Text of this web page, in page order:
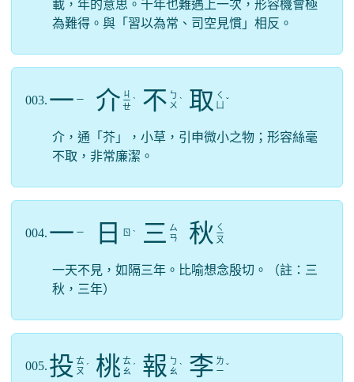
載，年的意思。千年也難遇上一次，形容機會極
為難得。與「習以為常、司空見慣」相反。
003. 一 ㄧ 介 ㄐ
ㄧ
ㄝ
ˋ 不 ㄅ
ㄨ ˋ 取 ㄑ
ˇ
介，通「芥」，小草，引申微小之物；形容絲毫
不取，非常廉潔。
004. 一 ㄧ 日 ㄖ ˋ 三 ㄙ
ㄢ
秋 ㄑ
ㄧ
ㄡ
一天不見，如隔三年。比喻想念殷切。（註：三
秋，三年）
005. 投 ㄊ
ㄡ ˊ 桃 ㄊ
ㄠ ˊ 報 ㄅ
ㄠ ˋ 李 ㄌ
ㄧ ˇ